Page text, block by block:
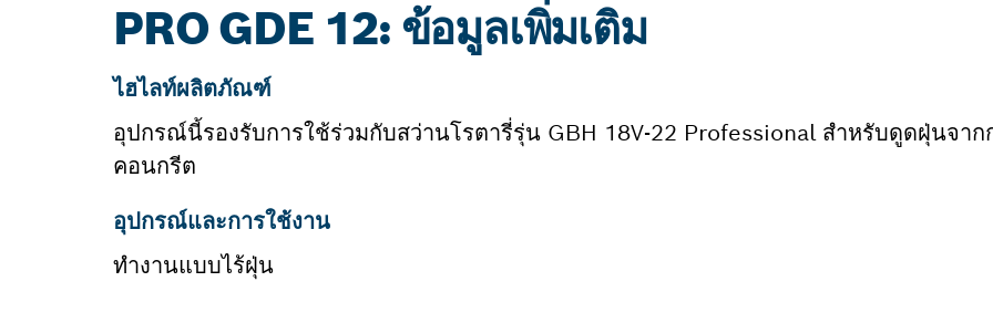
PRO GDE 12: ข้อมูลเพิ่มเติม
ไฮไลท์ผลิตภัณฑ์
อุปกรณ์นี้รองรับการใช้ร่วมกับสว่านโรตารี่รุ่น GBH 18V-22 Professional สำหรับดูดฝุ่นจาก
คอนกรีต
อุปกรณ์และการใช้งาน
ทำงานแบบไร้ฝุ่น